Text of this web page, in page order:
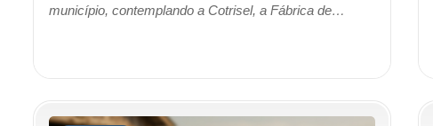
município, contemplando a Cotrisel, a Fábrica de